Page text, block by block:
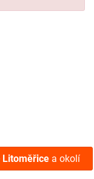
Litoměřice a okolí